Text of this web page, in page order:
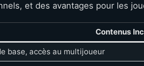
et des avantages pour les
Contenus
base, accès au multijoueur